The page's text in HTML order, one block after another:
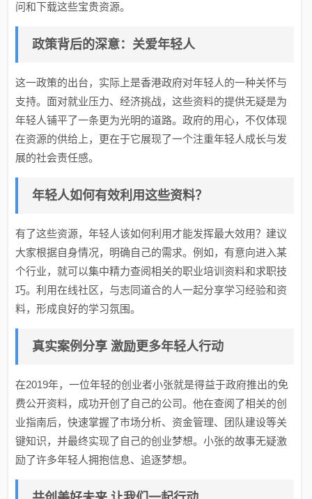
问和下载这些宝贵资源。
政策背后的深意：关爱年轻人
这一政策的出台，实际上是香港政府对年轻人的一种关怀与
支持。面对就业压力、经济挑战，这些资料的提供无疑是为
年轻人铺平了一条更为光明的道路。政府的用心，不仅体现
在资源的供给上，更在于它展现了一个注重年轻人成长与发
展的社会责任感。
年轻人如何有效利用这些资料？
有了这些资源，年轻人该如何利用才能发挥最大效用？建议
大家根据自身情况，明确自己的需求。例如，有意向进入某
个行业，就可以集中精力查阅相关的职业培训资料和求职技
巧。利用在线社区，与志同道合的人一起分享学习经验和资
料，形成良好的学习氛围。
真实案例分享 激励更多年轻人行动
在2019年，一位年轻的创业者小张就是得益于政府推出的免
费公开资料，成功开创了自己的公司。他在查阅了相关的创
业指南后，快速掌握了市场分析、资金管理、团队建设等关
键知识，并最终实现了自己的创业梦想。小张的故事无疑激
励了许多年轻人拥抱信息、追逐梦想。